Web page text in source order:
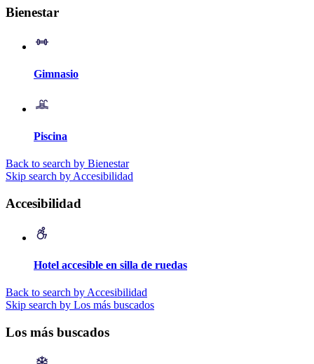
Bienestar
Gimnasio
Piscina
Back to search by Bienestar
Skip search by Accesibilidad
Accesibilidad
Hotel accesible en silla de ruedas
Back to search by Accesibilidad
Skip search by Los más buscados
Los más buscados